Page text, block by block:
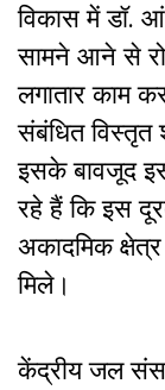
विकास में डॉ.
सामने आने से
लगातार काम
संबंधित
इसके बावजूद
रहे हैं कि इस
अकादमिक
मिले।
केंद्रीय जल